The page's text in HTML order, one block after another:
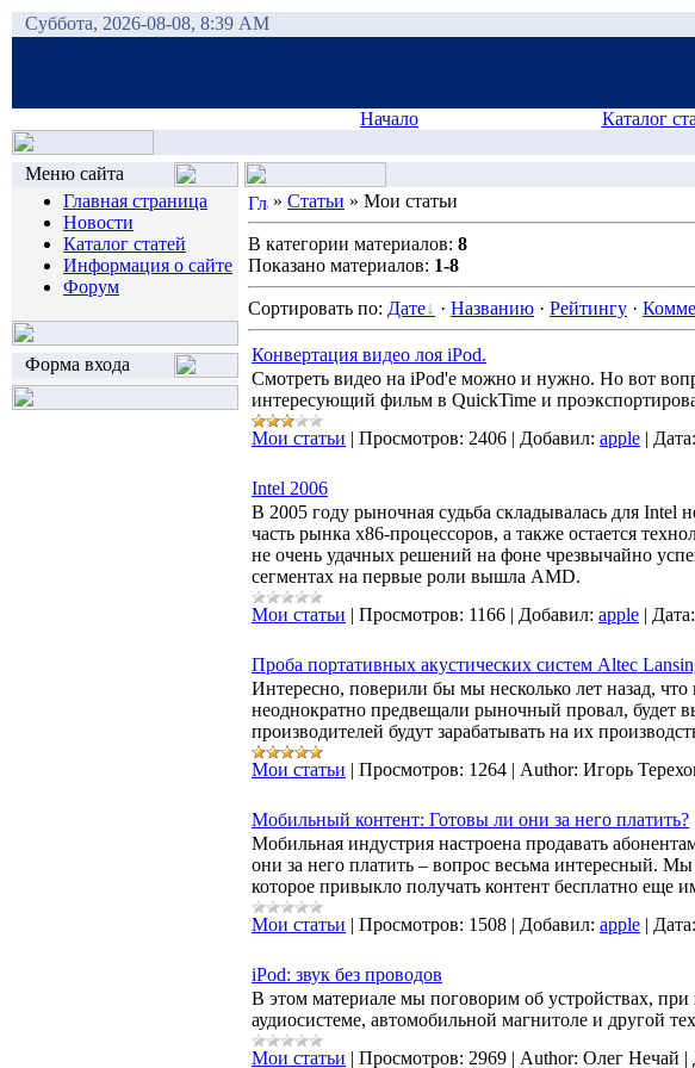
Суббота, 2026-08-08, 8:39 AM
Начало Каталог
Меню сайта
Главная страница
Новости
Каталог статей
Информация о сайте
Форум
Форма входа
» Статьи » Мои статьи
В категории материалов: 8
Показано материалов: 1-8
Сортировать по: Дате · Названию · Рейтингу ·
Конвертация видео лоя iPod.
Смотреть видео на iPod'е можно и нужно. Но вот
интересующий фильм в QuickTime и
Мои статьи | Просмотров: 2406 | Добавил: apple | Дата:
Intel 2006
В 2005 году рыночная судьба складывалась для
часть рынка x86-процессоров, а также остается
не очень удачных решений на фоне чрезвычайно
сегментах на первые роли вышла AMD.
Мои статьи | Просмотров: 1166 | Добавил: apple | Дата:
Проба портативных акустических систем Altec
Интересно, поверили бы мы несколько лет назад,
неоднократно предвещали рыночный провал, будет
производителей будут зарабатывать на их
Мои статьи | Просмотров: 1264 | Author: Игорь
Мобильный контент: Готовы ли они за него платить?
Мобильная индустрия настроена продавать
они за него платить – вопрос весьма интересный.
которое привыкло получать контент бесплатно еще
Мои статьи | Просмотров: 1508 | Добавил: apple | Дата:
iPod: звук без проводов
В этом материале мы поговорим об устройствах,
аудиосистеме, автомобильной магнитоле и другой
Мои статьи | Просмотров: 2969 | Author: Олег Нечай |